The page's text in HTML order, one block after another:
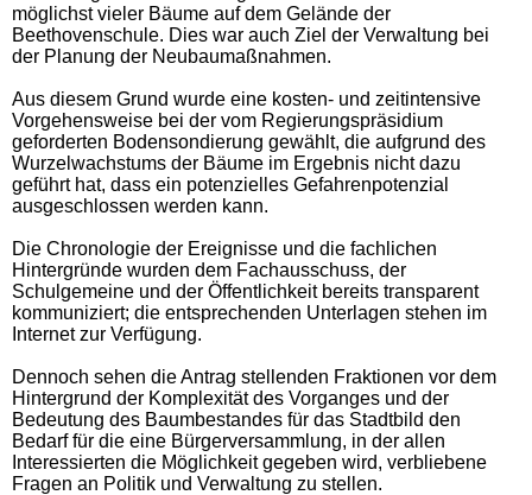
möglichst vieler Bäume auf dem Gelände der
Beethovenschule. Dies war auch Ziel der Verwaltung bei
der Planung der Neubaumaßnahmen.
Aus diesem Grund wurde eine kosten- und zeitintensive
Vorgehensweise bei der vom Regierungspräsidium
geforderten Bodensondierung gewählt, die aufgrund des
Wurzelwachstums der Bäume im Ergebnis nicht dazu
geführt hat, dass ein potenzielles Gefahrenpotenzial
ausgeschlossen werden kann.
Die Chronologie der Ereignisse und die fachlichen
Hintergründe wurden dem Fachausschuss, der
Schulgemeine und der Öffentlichkeit bereits transparent
kommuniziert; die entsprechenden Unterlagen stehen im
Internet zur Verfügung.
Dennoch sehen die Antrag stellenden Fraktionen vor dem
Hintergrund der Komplexität des Vorganges und der
Bedeutung des Baumbestandes für das Stadtbild den
Bedarf für die eine Bürgerversammlung, in der allen
Interessierten die Möglichkeit gegeben wird, verbliebene
Fragen an Politik und Verwaltung zu stellen.